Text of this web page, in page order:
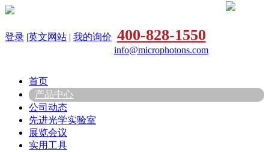
登录 |英文网站 | 我的询价 400-828-1550
info@microphotons.com
首页
产品中心
公司动态
先进光学实验室
展览会议
实用工具